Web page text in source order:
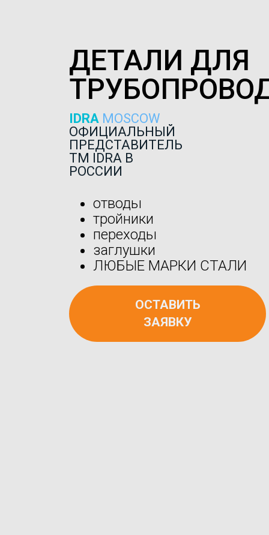
ДЕТАЛИ ДЛЯ
IDRA MOSCOW
ОФИЦИАЛЬНЫЙ
ПРЕДСТАВИТЕЛЬ
ТМ IDRA В
РОССИИ
отводы
тройники
переходы
заглушки
ЛЮБЫЕ МАРКИ СТАЛИ
ОСТАВИТЬ
ЗАЯВКУ